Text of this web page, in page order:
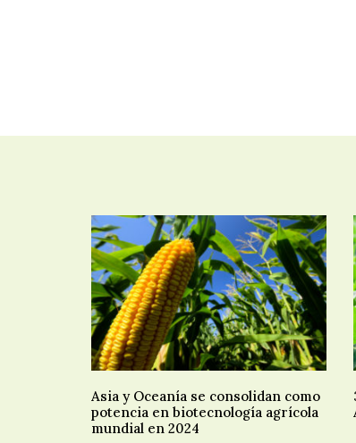
Asia y Oceanía se consolidan como
potencia en biotecnología agrícola
mundial en 2024